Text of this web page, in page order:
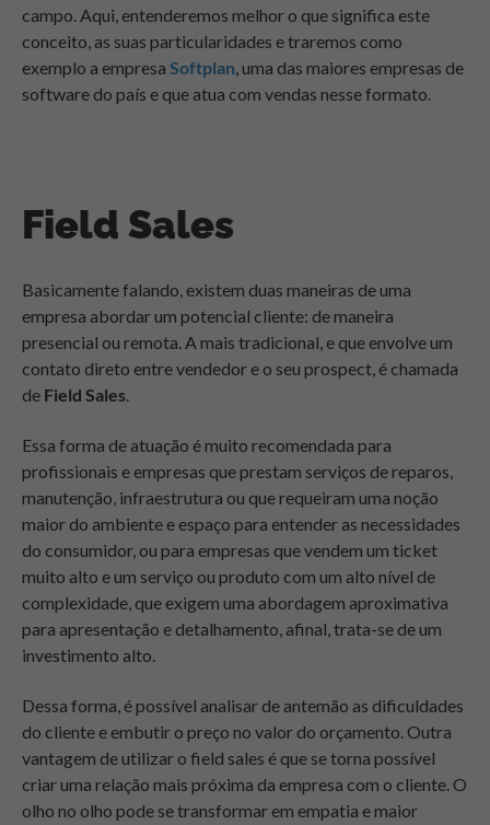
campo. Aqui, entenderemos melhor o que significa este
conceito, as suas particularidades e traremos como
exemplo a empresa Softplan, uma das maiores empresas de
software do país e que atua com vendas nesse formato.
Field Sales
Basicamente falando, existem duas maneiras de uma
empresa abordar um potencial cliente: de maneira
presencial ou remota. A mais tradicional, e que envolve um
contato direto entre vendedor e o seu prospect, é chamada
de Field Sales.
Essa forma de atuação é muito recomendada para
profissionais e empresas que prestam serviços de reparos,
manutenção, infraestrutura ou que requeiram uma noção
maior do ambiente e espaço para entender as necessidades
do consumidor, ou para empresas que vendem um ticket
muito alto e um serviço ou produto com um alto nível de
complexidade, que exigem uma abordagem aproximativa
para apresentação e detalhamento, afinal, trata-se de um
investimento alto.
Dessa forma, é possível analisar de antemão as dificuldades
do cliente e embutir o preço no valor do orçamento. Outra
vantagem de utilizar o field sales é que se torna possível
criar uma relação mais próxima da empresa com o cliente. O
olho no olho pode se transformar em empatia e maior